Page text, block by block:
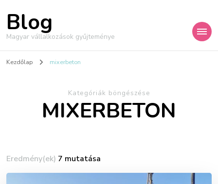
Blog
Magyar vállalkozások gyűjteménye
Kezdőlap mixerbeton
Kategóriák böngészése
MIXERBETON
Eredmény(ek) 7 mutatása